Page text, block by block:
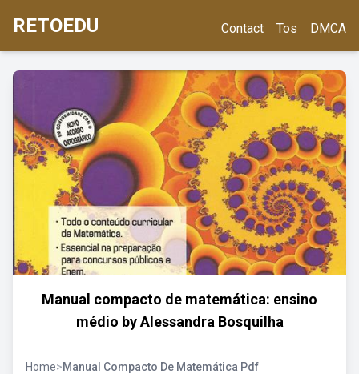
RETOEDU Contact Tos DMCA
Manual compacto de matemática: ensino
médio by Alessandra Bosquilha
Home>Manual Compacto De Matemática Pdf